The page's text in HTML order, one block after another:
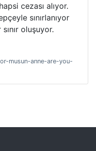
cezası alıyor.
sınırlanıyor
oluşuyor.
musun-anne-are-you-